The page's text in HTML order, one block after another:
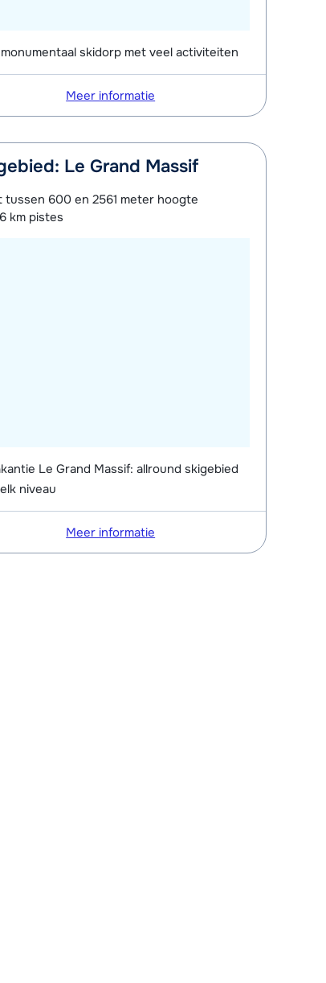
skidorp met veel activiteiten
Meer informatie
Le Grand Massif
tussen 600 en 2561 meter hoogte
km pistes
Le Grand Massif: allround skigebied
niveau
Meer informatie